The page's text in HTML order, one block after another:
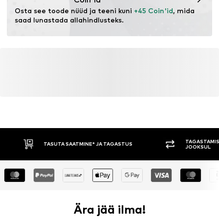
Osta see toode nüüd ja teeni kuni +45 Coin'id, mida
saad lunastada allahindlusteks.
TASUTA SAATMINE* JA TAGASTUS
JOOKSUL
Ära jää ilma!